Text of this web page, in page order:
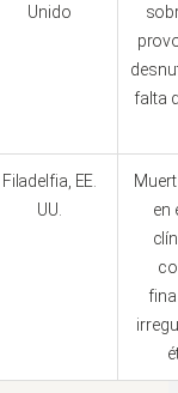
Unido
falta
Filadelfia, EE.
UU.
en